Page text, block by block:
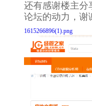
还有感谢楼主分
论坛的动力，谢
1615266896(1).png